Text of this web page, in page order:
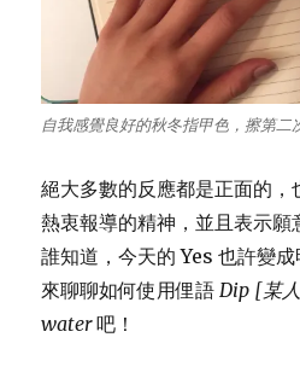
自我感覺良好的秋冬指甲色，擦第二
絕大多數的反應都是正面的
熱衷報導的精神，並且表示願
誰知道，今天的 Yes 也許變
來聊聊如何使用俚語Dip [某
water吧！